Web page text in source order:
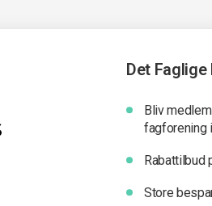
Det Faglige
Bliv
fagforening
Rabattilbud
Store